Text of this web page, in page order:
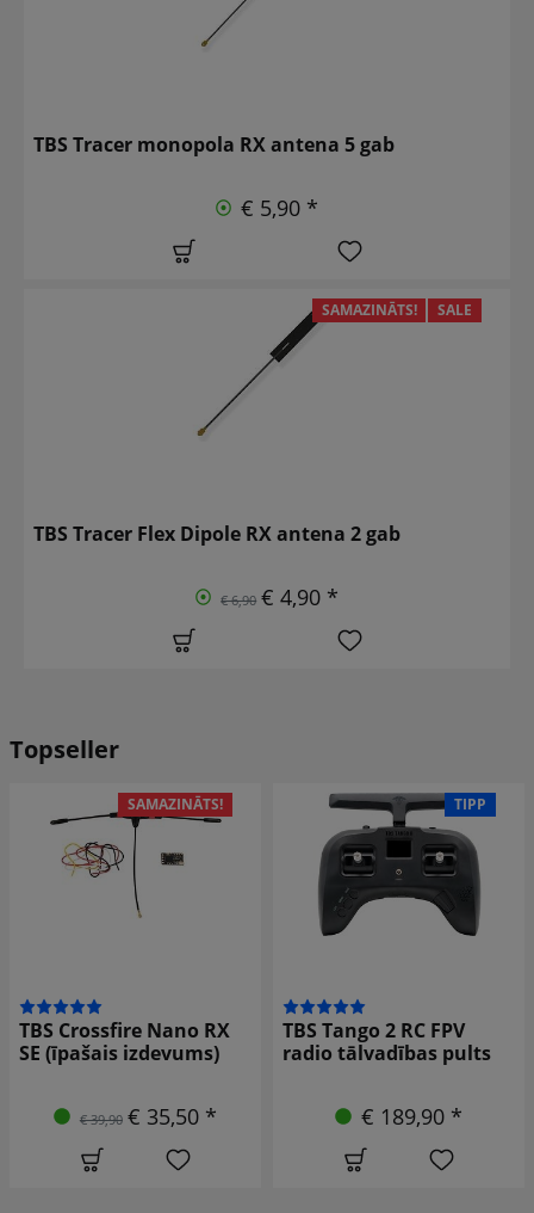
TBS Tracer monopola RX antena 5 gab
€ 5,90 *
SAMAZINĀTS! SALE
TBS Tracer Flex Dipole RX antena 2 gab
€ 6,90 € 4,90 *
Topseller
TIPP
TBS Tango 2 RC FPV
radio tālvadības pults
€ 189,90 *
SAMAZINĀTS!
TBS Crossfire Nano RX
6CH PWM adapteris
€ 6,90 € 4,90 *